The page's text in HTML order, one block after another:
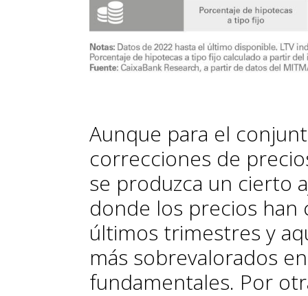
Aunque para el
correcciones de
se produzca un cierto
donde los precios han
últimos trimestres y
más sobrevalorados
fundamentales. Por